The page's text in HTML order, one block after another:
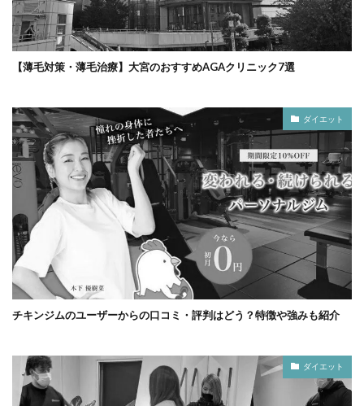
【薄毛対策・薄毛治療】大宮のおすすめAGAクリニック7選
ダイエット
チキンジムのユーザーからの口コミ・評判はどう？特徴や強みも紹介
ダイエット